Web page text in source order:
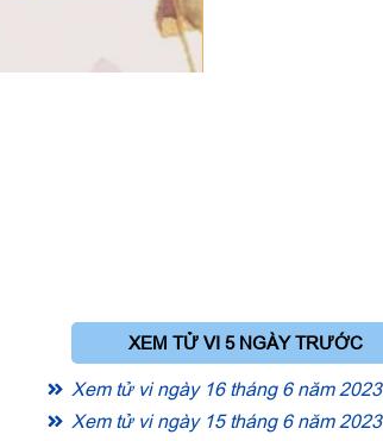
XEM TỬ VI 5 NGÀY TRƯỚC
Xem tử vi ngày 16 tháng 6 năm 2023
Xem tử vi ngày 15 tháng 6 năm 2023